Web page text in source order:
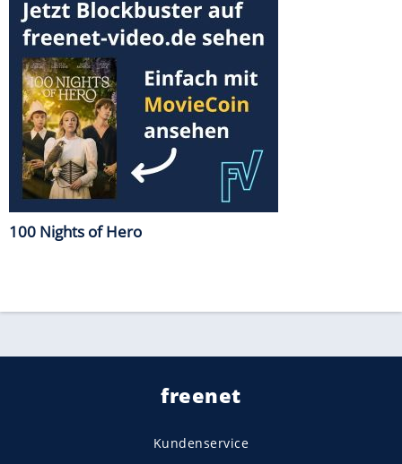
100 Nights of Hero
freenet
Kundenservice